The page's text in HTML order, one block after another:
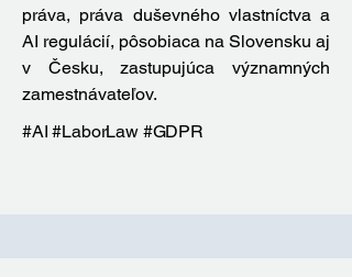
práva, práva duševného vlastníctva a
AI regulácií, pôsobiaca na Slovensku aj
v Česku, zastupujúca významných
zamestnávateľov.
#AI #LaborLaw #GDPR